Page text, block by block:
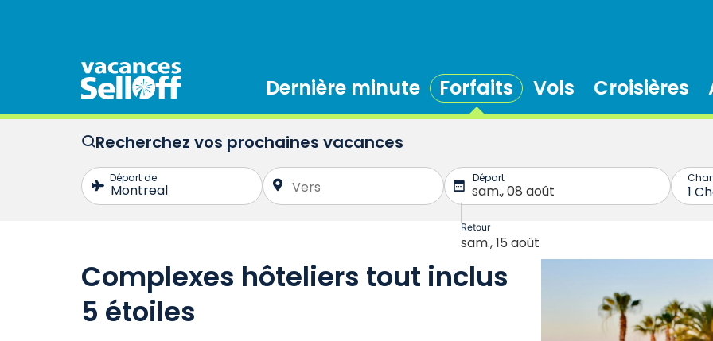
Dernière minute Forfaits Vols Croisières
Recherchez vos prochaines vacances
Complexes hôteliers tout inclus
5 étoiles